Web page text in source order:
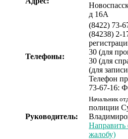
д 16А
Телефоны:
(8422) 73-
(84238) 2-
30 (для
30 (для
(для
Телефон
73-67-16:
Руководитель:
Начальник
полиции
Направить
жалобу)